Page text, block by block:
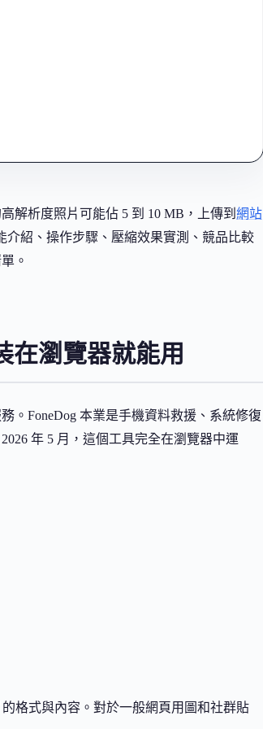
解析度照片可能佔 5 到 10 MB，上傳到 網站
介紹、操作步驟、壓縮效果實測、競品比較
。
在瀏覽器就能用
。FoneDog 本業是手機資料救援、系統修復
年 5 月，這個工具完全在瀏覽器中運
格式與內容。對於一般網頁用圖和社群貼